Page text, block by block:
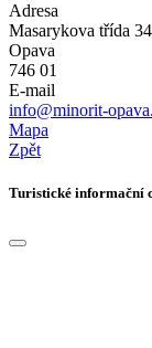
Adresa
Masarykova třída
Opava
746 01
E-mail
info@minorit-
Mapa
Zpět
Turistické informační